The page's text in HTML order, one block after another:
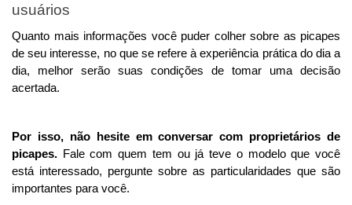
usuários
Quanto mais informações você puder colher sobre as picapes
de seu interesse, no que se refere à experiência prática do dia a
dia, melhor serão suas condições de tomar uma decisão
acertada.
Por isso, não hesite em conversar com proprietários de
picapes. Fale com quem tem ou já teve o modelo que você
está interessado, pergunte sobre as particularidades que são
importantes para você.